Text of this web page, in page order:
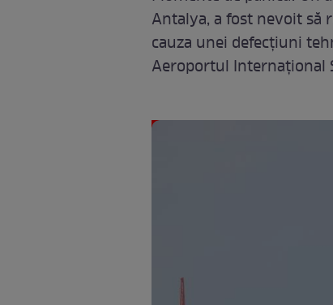
Antalya, a fost nevoit să
cauza unei defecțiuni
Aeroportul Internațional